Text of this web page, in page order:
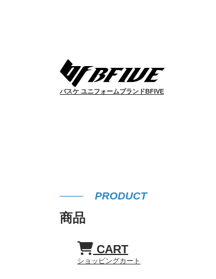
バスケ ユニフォームブランドBFIVE
PRODUCT
商品
CART
ショッピングカート